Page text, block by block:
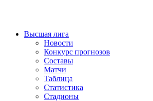
Высшая лига
Новости
Конкурс прогнозов
Составы
Матчи
Таблица
Статистика
Стадионы